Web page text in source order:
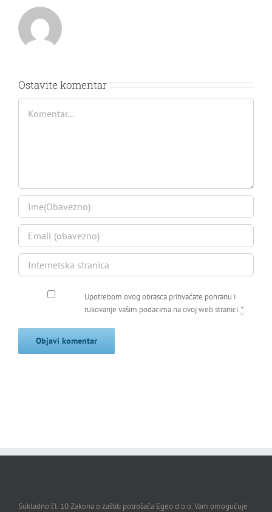
Ostavite komentar
Comment
Upotrebom ovog obrasca prihvaćate pohranu i
rukovanje vašim podacima na ovoj web stranici.*
Sukladno čl. 10 Zakona o zaštiti potrošača Egeo d.o.o. Vam omogućuje